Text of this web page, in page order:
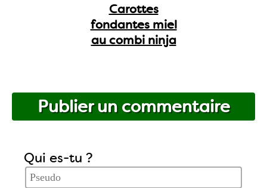
Carottes
fondantes miel
au combi ninja
Publier un commentaire
Qui es-tu ?